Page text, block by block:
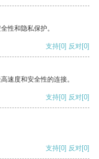
性和隐私保护。
支持[0] 反对[0]
速度和安全性的连接。
支持[0] 反对[0]
支持[0] 反对[0]